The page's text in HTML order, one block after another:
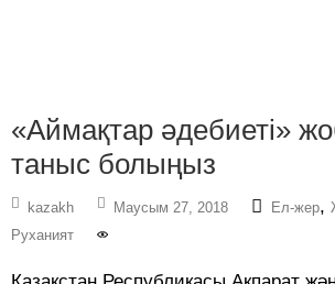
«Аймақтар әдебиеті»
таныс болыңыз
kazakh Маусым 27, 2018 Ел-жер,
Руханият